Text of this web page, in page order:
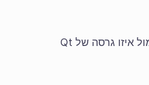
אפשר לבנות את Krita 5.3 באמצעות ארכיוני קוד המקור של Krita 6.0.0. ההבדל הוא מול איזו גרסה של Qt